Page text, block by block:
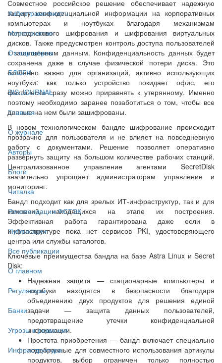
Киберграмотность
Мероприятия
От партнёров
БЛОГИ
BIS JOURNAL
Главная
О журнале
Авторы
Блоги
Читалка
Рекомендации ФСТЭК
Публикации
Все публикации
О главном
Регуляторы
Банки
Угрозы и решения
Инфраструктура
Совместное российское решение обеспечивает надежную
защиту конфиденциальной информации на корпоративных
компьютерах и ноутбуках благодаря механизмам
полнодискового шифрования и шифрования виртуальных
дисков. Также предусмотрен контроль доступа пользователей
к защищенным данным. Конфиденциальность данных будет
сохранена даже в случае физической потери диска. Это
особенно важно для организаций, активно использующих
ноутбуки: как только устройство покидает офис, его
фактически сразу можно приравнять к утерянному. Именно
поэтому необходимо заранее позаботиться о том, чтобы все
данные на нем были зашифрованы.
В новом технологическом бандле шифрование происходит
прозрачно для пользователя и не влияет на повседневную
работу с документами. Решение позволяет оперативно
развернуть защиту на большом количестве рабочих станций.
Централизованное управление агентами SecretDisk
значительно упрощает администраторам управление и
мониторинг.
Бандл подходит как для зрелых ИТ-инфраструктур, так и для
компаний, находящихся на этапе их построения.
Эффективная работа гарантирована даже если в
инфраструктуре пока нет сервисов PKI, удостоверяющего
центра или службы каталогов.
Ключевые преимущества бандла на базе Astra Linux и Secret
Disk:
Надежная защита — стационарные компьютеры и
ноутбуки находятся в безопасности благодаря
объединению двух продуктов для решения единой
задачи — защита данных пользователей,
предотвращение утечки конфиденциальной
информации.
Простота приобретения — бандл включает специально
подобранные для совместного использования артикулы
продуктов, выбор ограничен только полностью